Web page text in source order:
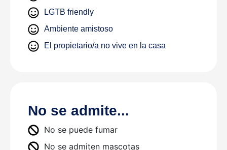
LGTB friendly
Ambiente amistoso
El propietario/a no vive en la casa
No se admite...
No se puede fumar
No se admiten mascotas